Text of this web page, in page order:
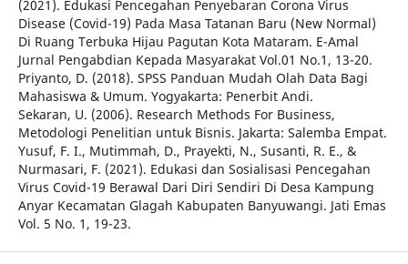
(2021). Edukasi Pencegahan Penyebaran Corona Virus
Disease (Covid-19) Pada Masa Tatanan Baru (New Normal)
Di Ruang Terbuka Hijau Pagutan Kota Mataram. E-Amal
Jurnal Pengabdian Kepada Masyarakat Vol.01 No.1, 13-20.
Priyanto, D. (2018). SPSS Panduan Mudah Olah Data Bagi
Mahasiswa & Umum. Yogyakarta: Penerbit Andi.
Sekaran, U. (2006). Research Methods For Business,
Metodologi Penelitian untuk Bisnis. Jakarta: Salemba Empat.
Yusuf, F. I., Mutimmah, D., Prayekti, N., Susanti, R. E., &
Nurmasari, F. (2021). Edukasi dan Sosialisasi Pencegahan
Virus Covid-19 Berawal Dari Diri Sendiri Di Desa Kampung
Anyar Kecamatan Glagah Kabupaten Banyuwangi. Jati Emas
Vol. 5 No. 1, 19-23.